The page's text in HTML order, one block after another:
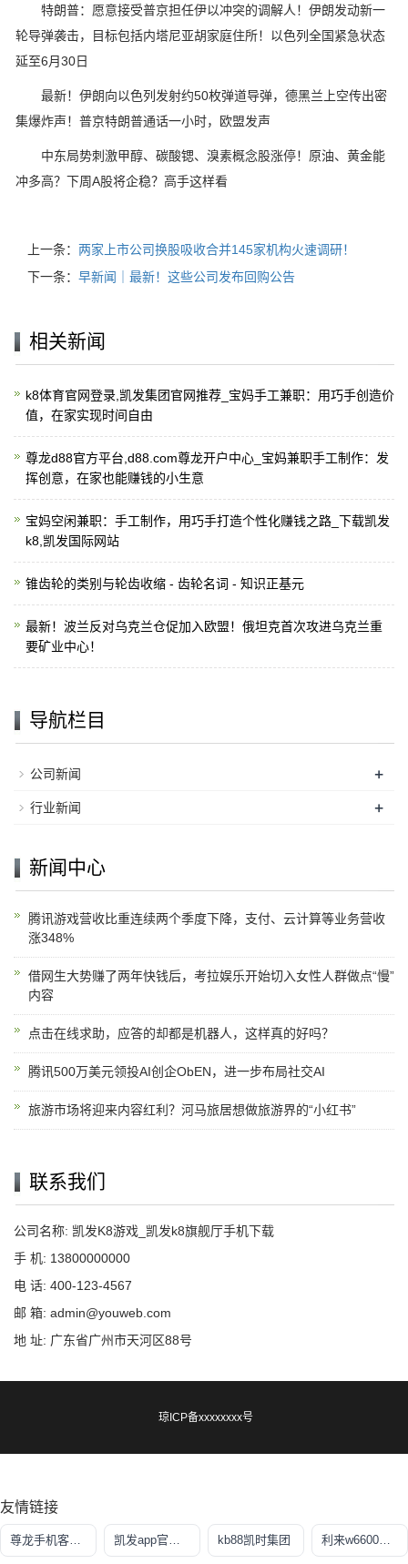
特朗普：愿意接受普京担任伊以冲突的调解人！伊朗发动新一
轮导弹袭击，目标包括内塔尼亚胡家庭住所！以色列全国紧急状态
延至6月30日
最新！伊朗向以色列发射约50枚弹道导弹，德黑兰上空传出密
集爆炸声！普京特朗普通话一小时，欧盟发声
中东局势刺激甲醇、碳酸锶、溴素概念股涨停！原油、黄金能
冲多高？下周A股将企稳？高手这样看
上一条： 两家上市公司换股吸收合并145家机构火速调研！
下一条： 早新闻｜最新！这些公司发布回购公告
相关新闻
k8体育官网登录,凯发集团官网推荐_宝妈手工兼职：用巧手创造价
值，在家实现时间自由
尊龙d88官方平台,d88.com尊龙开户中心_宝妈兼职手工制作：发
挥创意，在家也能赚钱的小生意
宝妈空闲兼职：手工制作，用巧手打造个性化赚钱之路_下载凯发
k8,凯发国际网站
锥齿轮的类别与轮齿收缩 - 齿轮名词 - 知识正基元
最新！波兰反对乌克兰仓促加入欧盟！俄坦克首次攻进乌克兰重
要矿业中心！
导航栏目
公司新闻 +
行业新闻 +
新闻中心
腾讯游戏营收比重连续两个季度下降，支付、云计算等业务营收
涨348%
借网生大势赚了两年快钱后，考拉娱乐开始切入女性人群做点“慢”
内容
点击在线求助，应答的却都是机器人，这样真的好吗？
腾讯500万美元领投AI创企ObEN，进一步布局社交AI
旅游市场将迎来内容红利？河马旅居想做旅游界的“小红书”
联系我们
公司名称: 凯发K8游戏_凯发k8旗舰厅手机下载
手 机: 13800000000
电 话: 400-123-4567
邮 箱: admin@youweb.com
地 址: 广东省广州市天河区88号
琼ICP备xxxxxxxx号
友情链接
尊龙手机客户端app 凯发app官网登录 kb88凯时集团 利来w6600国际